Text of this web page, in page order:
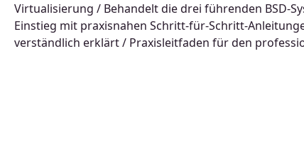
Virtualisierung / Behandelt die drei führenden BSD-
Einstieg mit praxisnahen Schritt-für-Schritt-
verständlich erklärt / Praxisleitfaden für den